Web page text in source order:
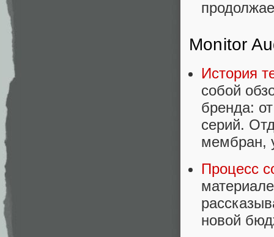
Monitor
История
собой
бренда:
серий.
мембран,
Процесс
новой